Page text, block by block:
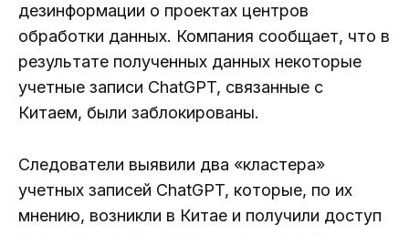
дезинформации о проектах центров
обработки данных. Компания сообщает, что в
результате полученных данных некоторые
учетные записи ChatGPT, связанные с
Китаем, были заблокированы.
Следователи выявили два «кластера»
учетных записей ChatGPT, которые, по их
мнению, возникли в Китае и получили доступ